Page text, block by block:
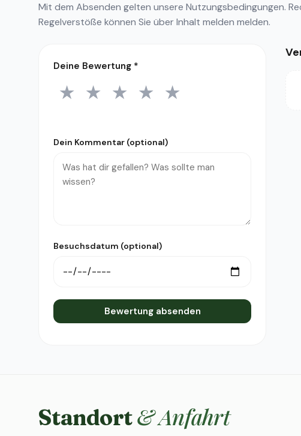
Mit dem Absenden gelten unsere Nutzungsbedingungen.
Regelverstöße können Sie überInhalt melden melden.
Deine Bewertung *
1 Stern
★ 2 Sterne
★ 3 Sterne
★ 4 Sterne
★ 5 Sterne
★
Dein Kommentar (optional)
Besuchsdatum (optional)
Bewertung absenden
Standort& Anfahrt